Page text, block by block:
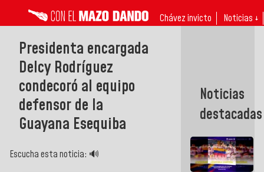
Chávez invicto Noticias ↓
Presidenta encargada
Delcy Rodríguez
condecoró al equipo
defensor de la
Guayana Esequiba
Escucha esta noticia: 🔊
Noticias
destacadas